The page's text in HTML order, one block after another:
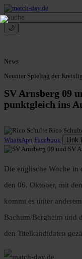
🌙
News
Neunter Spieltag der
SV Arnsberg 09
punktgleich ins
Rico
WhatsApp Facebook Link
Die englische Woche in
den 06. Oktober, mit
kommt es unter
Bachum/Bergheim und
den Titelkandidaten